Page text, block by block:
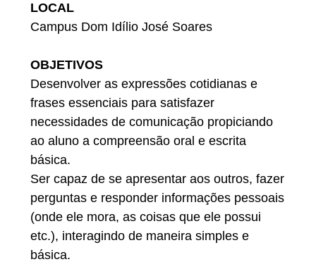
LOCAL
Campus Dom Idílio José Soares
OBJETIVOS
Desenvolver as expressões cotidianas e
frases essenciais para satisfazer
necessidades de comunicação propiciando
ao aluno a compreensão oral e escrita
básica.
Ser capaz de se apresentar aos outros, fazer
perguntas e responder informações pessoais
(onde ele mora, as coisas que ele possui
etc.), interagindo de maneira simples e
básica.